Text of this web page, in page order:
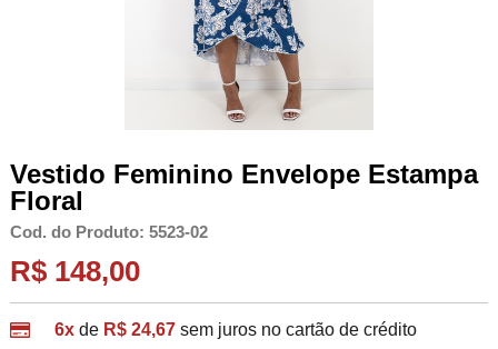
Vestido Feminino Envelope Estampa
Floral
Cod. do Produto: 5523-02
R$ 148,00
6xde R$ 24,67 sem juros no cartão de crédito